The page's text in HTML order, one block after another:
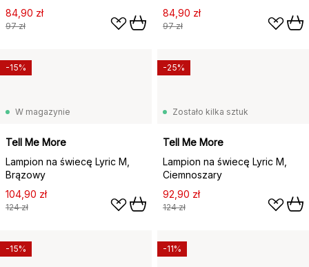
84,90 zł
97 zł
84,90 zł
97 zł
W magazynie
Tell Me More
Lampion na świecę Lyric M,
Brązowy
104,90 zł
124 zł
-15%
Zostało kilka sztuk
Tell Me More
Lampion na świecę Lyric M,
Ciemnoszary
92,90 zł
124 zł
-25%
-15% -11%